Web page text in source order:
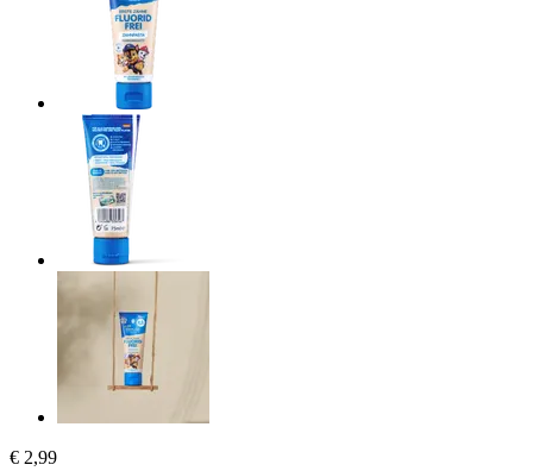
€ 2,99